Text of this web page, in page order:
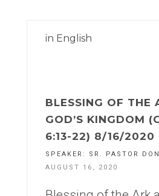
in English
BLESSING OF THE
GOD’S KINGDOM
6:13-22) 8/16/2020
SPEAKER: SR. PASTOR
AUGUST 16, 2020